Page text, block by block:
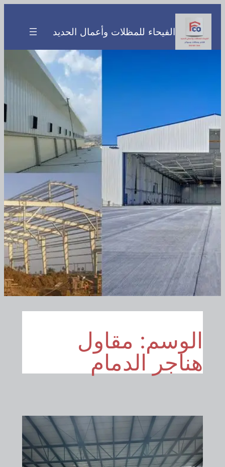
تخطى
المحتوى
الفيحاء للمظلات وأعمال الحديد
الوسم: مقاول
هناجر الدمام